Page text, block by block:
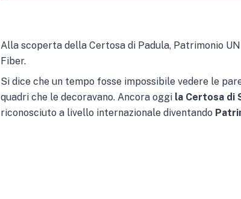
Alla scoperta della Certosa di Padula, Patrimonio
Fiber.
Si dice che un tempo fosse impossibile vedere le
quadri che le decoravano. Ancora oggi la Certosa di
riconosciuto a livello internazionale diventando